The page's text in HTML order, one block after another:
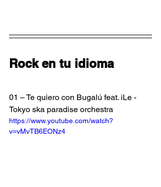
Rock en tu idioma
01 – Te quiero con Bugalú feat. iLe -
Tokyo ska paradise orchestra
https://www.youtube.com/watch?
v=vMvTB6EONz4